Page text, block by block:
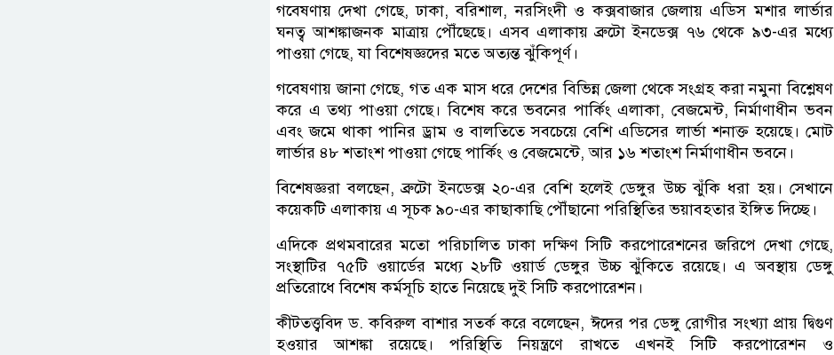
গবেষণায় দেখা গেছে, ঢাকা, বরিশাল, নরসিংদী ও কক্সবাজার জেলায় এডিস মশার লার্ভার
ঘনত্ব আশঙ্কাজনক মাত্রায় পৌঁছেছে। এসব এলাকায় ব্রুটো ইনডেক্স ৭৬ থেকে ৯৩-এর মধ্যে
পাওয়া গেছে, যা বিশেষজ্ঞদের মতে অত্যন্ত ঝুঁকিপূর্ণ।
গবেষণায় জানা গেছে, গত এক মাস ধরে দেশের বিভিন্ন জেলা থেকে সংগ্রহ করা নমুনা বিশ্লেষণ
করে এ তথ্য পাওয়া গেছে। বিশেষ করে ভবনের পার্কিং এলাকা, বেজমেন্ট, নির্মাণাধীন ভবন
এবং জমে থাকা পানির ড্রাম ও বালতিতে সবচেয়ে বেশি এডিসের লার্ভা শনাক্ত হয়েছে। মোট
লার্ভার ৪৮ শতাংশ পাওয়া গেছে পার্কিং ও বেজমেন্টে, আর ১৬ শতাংশ নির্মাণাধীন ভবনে।
বিশেষজ্ঞরা বলছেন, ব্রুটো ইনডেক্স ২০-এর বেশি হলেই ডেঙ্গুর উচ্চ ঝুঁকি ধরা হয়। সেখানে
কয়েকটি এলাকায় এ সূচক ৯০-এর কাছাকাছি পৌঁছানো পরিস্থিতির ভয়াবহতার ইঙ্গিত দিচ্ছে।
এদিকে প্রথমবারের মতো পরিচালিত ঢাকা দক্ষিণ সিটি করপোরেশনের জরিপে দেখা গেছে,
সংস্থাটির ৭৫টি ওয়ার্ডের মধ্যে ২৮টি ওয়ার্ড ডেঙ্গুর উচ্চ ঝুঁকিতে রয়েছে। এ অবস্থায় ডেঙ্গু
প্রতিরোধে বিশেষ কর্মসূচি হাতে নিয়েছে দুই সিটি করপোরেশন।
কীটতত্ত্ববিদ ড. কবিরুল বাশার সতর্ক করে বলেছেন, ঈদের পর ডেঙ্গু রোগীর সংখ্যা প্রায় দ্বিগুণ
হওয়ার আশঙ্কা রয়েছে। পরিস্থিতি নিয়ন্ত্রণে রাখতে এখনই সিটি করপোরেশন ও